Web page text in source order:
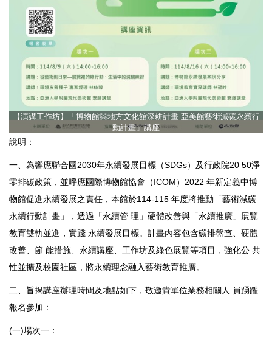
【演講工作坊】「博物館與地方文化館深耕計畫-亞美館藝術減碳永續行
動計畫」講座
說明：
一、為響應聯合國2030年永續發展目標（SDGs）及行政院20 50淨
零排碳政策，並呼應國際博物館協會（ICOM）2022 年新定義中博
物館促進永續發展之責任，本館於114-115 年度將推動「藝術減碳
永續行動計畫」，透過「永續管 理」硬體改善與「永續推廣」展覽
教育雙軌並進，實踐 永續發展目標。計畫內容包含碳排盤查、硬體
改善、節 能措施、永續講座、工作坊及綠色展覽等項目，強化公 共
性並擴及校園社區，將永續理念融入藝術教育推廣。
二、旨揭講座辦理時間及地點如下，敬邀貴單位業務相關人 員踴躍
報名參加：
(一)場次一：